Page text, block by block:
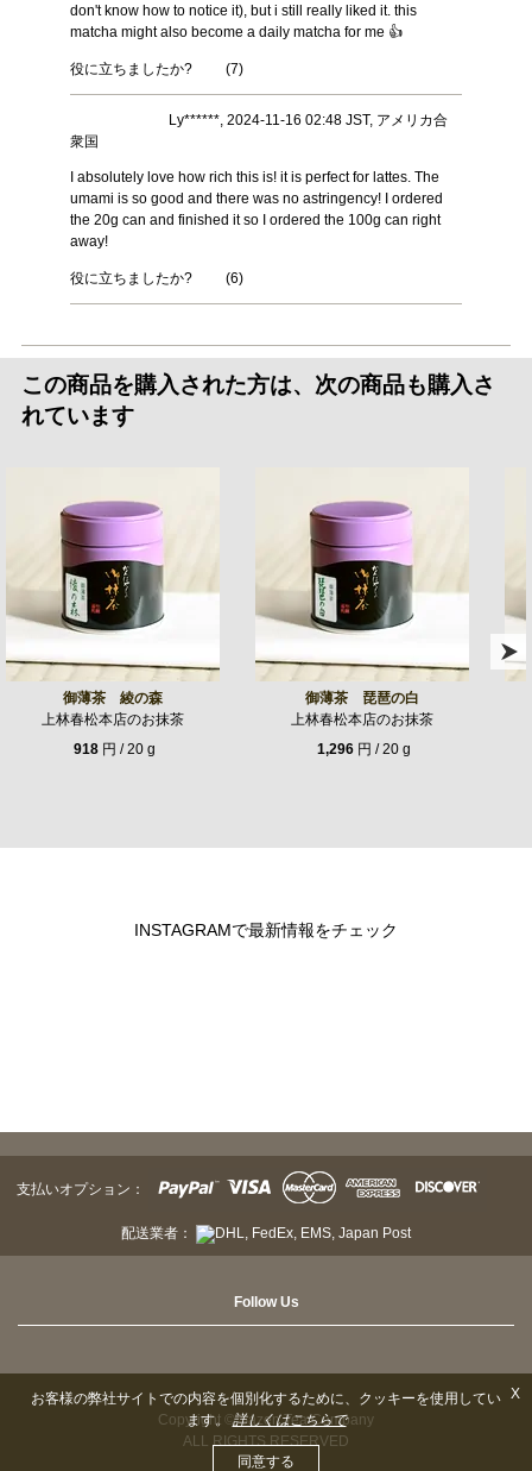
don't know how to notice it), but i still really liked it. this
matcha might also become a daily matcha for me 👍
役に立ちましたか? (7)
Ly******, 2024-11-16 02:48 JST, アメリカ合
衆国
I absolutely love how rich this is! it is perfect for lattes. The
umami is so good and there was no astringency! I ordered
the 20g can and finished it so I ordered the 100g can right
away!
役に立ちましたか? (6)
この商品を購入された方は、次の商品も購入さ
れています
御薄茶 綾の森
上林春松本店のお抹茶
918円 / 20 g
御薄茶 琵琶の白
上林春松本店のお抹茶
1,296円 / 20 g
INSTAGRAMで最新情報をチェック
支払いオプション：
配送業者：
Follow Us
Copyright © Sazen Tea Company
ALL RIGHTS RESERVED
X
お客様の弊社サイトでの内容を個別化するために、クッキーを使用してい
ます。詳しくはこちらで
同意する